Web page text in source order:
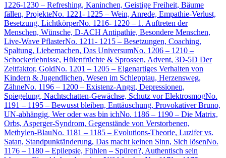
1226-1230 – Refreshing, Kaninchen, Geistige Freiheit, Bäume
fällen, ProjekteNo. 1221- 1225 – Wein, Anrede, Empathie-Verlust,
Besetzung, LichtkörperNo. 1216- 1220 – 1. Auftreten der
Menschen, Wünsche, D-ACH Antipathie, Besondere Menschen,
Live-Wave PflasterNo. 1211- 1215 – Besetzungen, Coaching,
Spaltung, Liebemachen, Das UniversumNo. 1206 – 1210 –
Schockerlebnisse, Hülenfrüchte & Sprossen, Advent, 3D-5D Der
Zeitfaktor, GoldNo. 1201 – 1205 – Eigenartiges Verhalten von
Kindern & Jugendlichen, Wesen im Schlepptau, Herzensweg,
ZähneNo. 1196 – 1200 – Existenz-Angst, Depressionen,
Spiegelung, Nachtschatten-Gewächse, Schutz vor ElektrosmogNo.
1191 – 1195 – Bewusst bleiben, Enttäuschung, Provokativer Bruno,
UN-abhängig, Wer oder was bin ichNo. 1186 – 1190 – Die Matrix,
Orbs, Asperger-Syndrom, Gegenstände von Verstorbenen,
Methylen-BlauNo. 1181 – 1185 – Evolutions-Theorie, Luzifer vs.
Satan, Standpunktänderung, Das macht keinen Sinn, Sich lösenNo.
1176 – 1180 – Epilepsie, Fühlen – Spüren?, Authentisch sein